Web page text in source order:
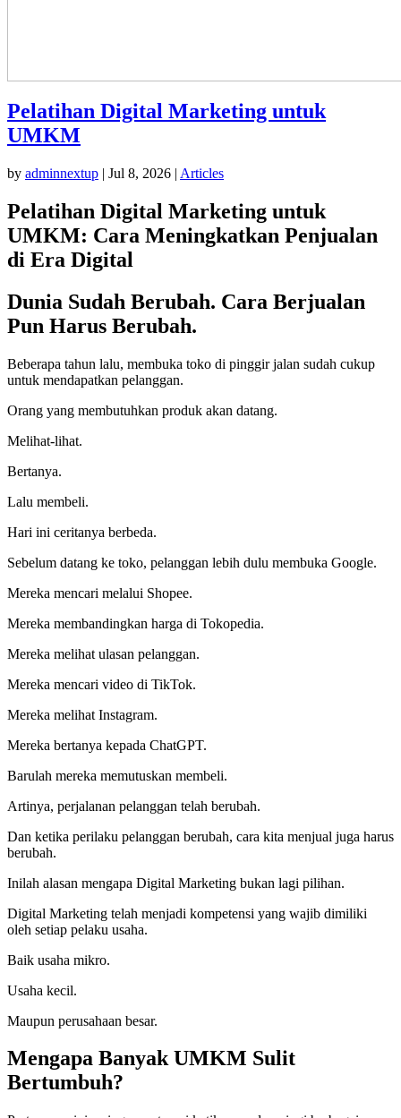
Pelatihan Digital Marketing untuk
UMKM
by adminnextup | Jul 8, 2026 | Articles
Pelatihan Digital Marketing untuk
UMKM: Cara Meningkatkan Penjualan
di Era Digital
Dunia Sudah Berubah. Cara Berjualan
Pun Harus Berubah.
Beberapa tahun lalu, membuka toko di pinggir jalan sudah cukup
untuk mendapatkan pelanggan.
Orang yang membutuhkan produk akan datang.
Melihat-lihat.
Bertanya.
Lalu membeli.
Hari ini ceritanya berbeda.
Sebelum datang ke toko, pelanggan lebih dulu membuka Google.
Mereka mencari melalui Shopee.
Mereka membandingkan harga di Tokopedia.
Mereka melihat ulasan pelanggan.
Mereka mencari video di TikTok.
Mereka melihat Instagram.
Mereka bertanya kepada ChatGPT.
Barulah mereka memutuskan membeli.
Artinya, perjalanan pelanggan telah berubah.
Dan ketika perilaku pelanggan berubah, cara kita menjual juga harus
berubah.
Inilah alasan mengapa Digital Marketing bukan lagi pilihan.
Digital Marketing telah menjadi kompetensi yang wajib dimiliki
oleh setiap pelaku usaha.
Baik usaha mikro.
Usaha kecil.
Maupun perusahaan besar.
Mengapa Banyak UMKM Sulit
Bertumbuh?